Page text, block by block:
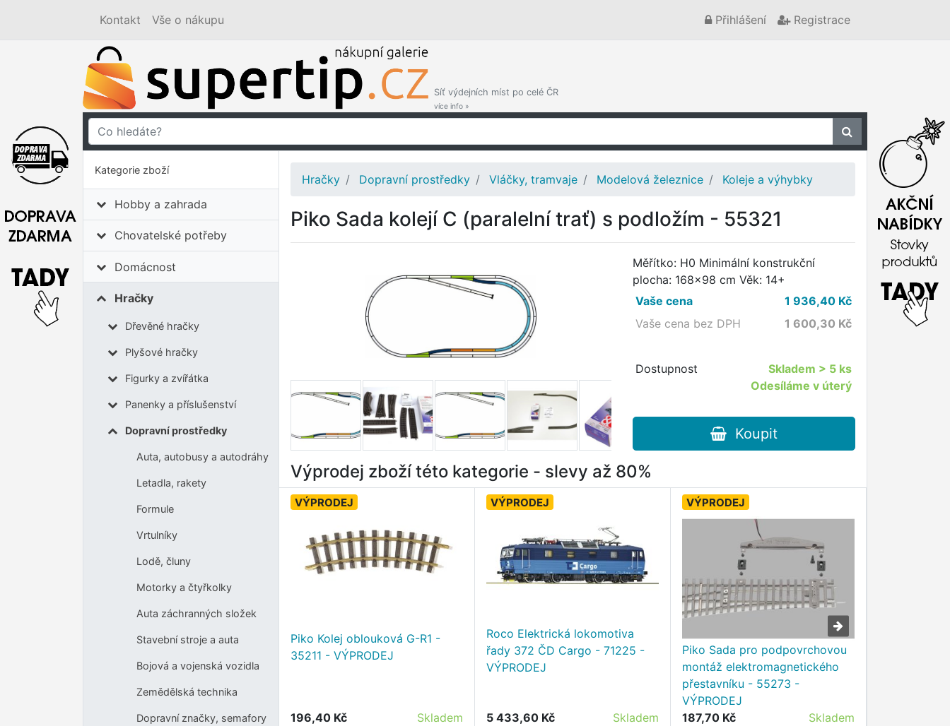
Kontakt Vše o nákupu Přihlášení Registrace
Síť výdejních míst po celé ČR
více info »
Kategorie zboží
Hobby a zahrada
Chovatelské potřeby
Domácnost
Hračky
Dřevěné hračky
Plyšové hračky
Figurky a zvířátka
Panenky a příslušenství
Dopravní prostředky
Auta, autobusy a autodráhy
Letadla, rakety
Formule
Vrtulníky
Lodě, čluny
Motorky a čtyřkolky
Auta záchranných složek
Stavební stroje a auta
Bojová a vojenská vozidla
Zemědělská technika
Dopravní značky, semafory
Hračky Dopravní prostředky Vláčky, tramvaje Modelová železnice Koleje a výhybky
Piko Sada kolejí C (paralelní trať) s podložím - 55321
Měřítko: H0 Minimální konstrukční
plocha: 168x98 cm Věk: 14+
Vaše cena
1 936,40Kč
Vaše cena bez DPH
1 600,30 Kč
Dostupnost Skladem > 5 ks
Odesíláme v úterý
Koupit
Výprodej zboží této kategorie - slevy až 80%
VÝPRODEJ
Piko Kolej oblouková G-R1 -
35211 - VÝPRODEJ
196,40 Kč
Skladem
VÝPRODEJ
Roco Elektrická lokomotiva
řady 372 ČD Cargo - 71225 -
VÝPRODEJ
5 433,60 Kč
Skladem
VÝPRODEJ
Piko Sada pro podpovrchovou
montáž elektromagnetického
přestavníku - 55273 -
VÝPRODEJ
187,70 Kč
Skladem